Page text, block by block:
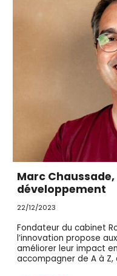
Marc
développement
22/12/2023
Fondateur du cabinet
l’innovation propose
améliorer leur impact
accompagner de A à Z,